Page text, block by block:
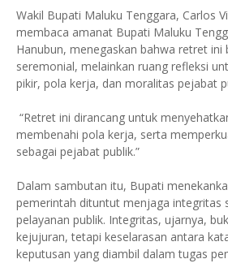
Wakil Bupati Maluku Tenggara, Carlos
membaca amanat Bupati Maluku
Hanubun, menegaskan bahwa retret ini
seremonial, melainkan ruang refleksi
pikir, pola kerja, dan moralitas pejabat
“Retret ini dirancang untuk
membenahi pola kerja, serta
sebagai pejabat publik.”
Dalam sambutan itu, Bupati
pemerintah dituntut menjaga integritas
pelayanan publik. Integritas, ujarnya,
kejujuran, tetapi keselarasan antara
keputusan yang diambil dalam tugas